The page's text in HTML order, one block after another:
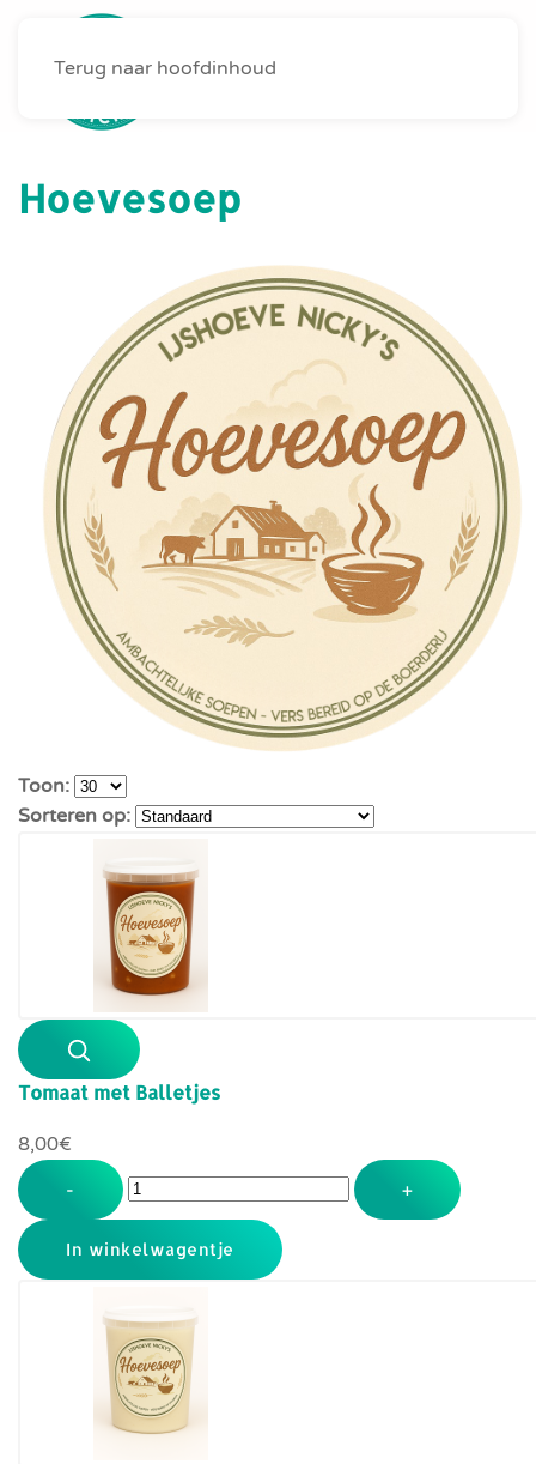
Terug naar hoofdinhoud
Hoevesoep
Toon:
Sorteren op:
Tomaat met Balletjes
8,00‎€
- +